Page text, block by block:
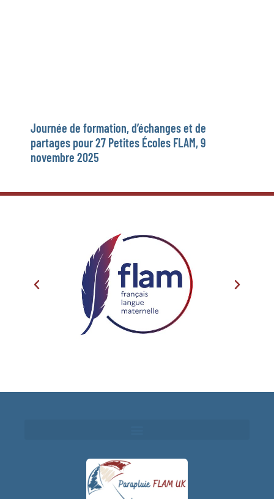
Journée de formation, d’échanges et de
partages pour 27 Petites Écoles FLAM, 9
novembre 2025